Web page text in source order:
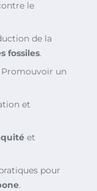
le
de la
fossiles.
Promouvoir un
et
et
pour
.